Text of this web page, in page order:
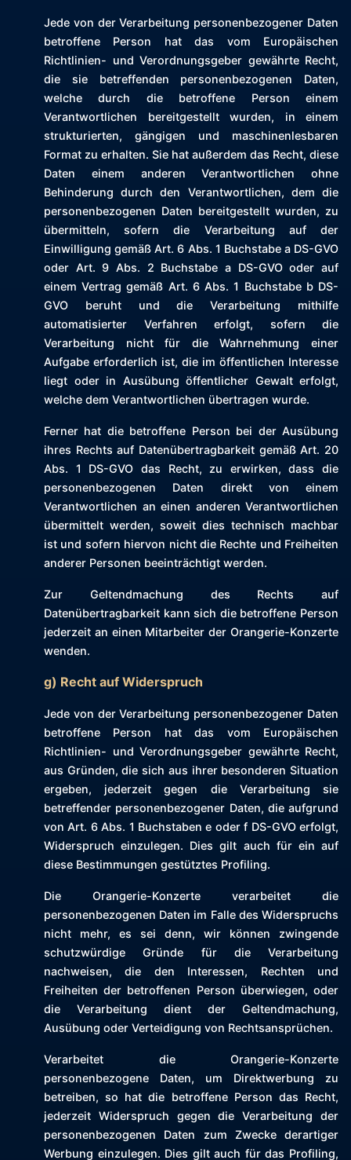
Jede von der Verarbeitung personenbezogener Daten
betroffene Person hat das vom Europäischen
Richtlinien- und Verordnungsgeber gewährte Recht,
die sie betreffenden personenbezogenen Daten,
welche durch die betroffene Person einem
Verantwortlichen bereitgestellt wurden, in einem
strukturierten, gängigen und maschinenlesbaren
Format zu erhalten. Sie hat außerdem das Recht, diese
Daten einem anderen Verantwortlichen ohne
Behinderung durch den Verantwortlichen, dem die
personenbezogenen Daten bereitgestellt wurden, zu
übermitteln, sofern die Verarbeitung auf der
Einwilligung gemäß Art. 6 Abs. 1 Buchstabe a DS-GVO
oder Art. 9 Abs. 2 Buchstabe a DS-GVO oder auf
einem Vertrag gemäß Art. 6 Abs. 1 Buchstabe b DS-
GVO beruht und die Verarbeitung mithilfe
automatisierter Verfahren erfolgt, sofern die
Verarbeitung nicht für die Wahrnehmung einer
Aufgabe erforderlich ist, die im öffentlichen Interesse
liegt oder in Ausübung öffentlicher Gewalt erfolgt,
welche dem Verantwortlichen übertragen wurde.
Ferner hat die betroffene Person bei der Ausübung
ihres Rechts auf Datenübertragbarkeit gemäß Art. 20
Abs. 1 DS-GVO das Recht, zu erwirken, dass die
personenbezogenen Daten direkt von einem
Verantwortlichen an einen anderen Verantwortlichen
übermittelt werden, soweit dies technisch machbar
ist und sofern hiervon nicht die Rechte und Freiheiten
anderer Personen beeinträchtigt werden.
Zur Geltendmachung des Rechts auf
Datenübertragbarkeit kann sich die betroffene Person
jederzeit an einen Mitarbeiter der Orangerie-Konzerte
wenden.
g) Recht auf Widerspruch
Jede von der Verarbeitung personenbezogener Daten
betroffene Person hat das vom Europäischen
Richtlinien- und Verordnungsgeber gewährte Recht,
aus Gründen, die sich aus ihrer besonderen Situation
ergeben, jederzeit gegen die Verarbeitung sie
betreffender personenbezogener Daten, die aufgrund
von Art. 6 Abs. 1 Buchstaben e oder f DS-GVO erfolgt,
Widerspruch einzulegen. Dies gilt auch für ein auf
diese Bestimmungen gestütztes Profiling.
Die Orangerie-Konzerte verarbeitet die
personenbezogenen Daten im Falle des Widerspruchs
nicht mehr, es sei denn, wir können zwingende
schutzwürdige Gründe für die Verarbeitung
nachweisen, die den Interessen, Rechten und
Freiheiten der betroffenen Person überwiegen, oder
die Verarbeitung dient der Geltendmachung,
Ausübung oder Verteidigung von Rechtsansprüchen.
Verarbeitet die Orangerie-Konzerte
personenbezogene Daten, um Direktwerbung zu
betreiben, so hat die betroffene Person das Recht,
jederzeit Widerspruch gegen die Verarbeitung der
personenbezogenen Daten zum Zwecke derartiger
Werbung einzulegen. Dies gilt auch für das Profiling,